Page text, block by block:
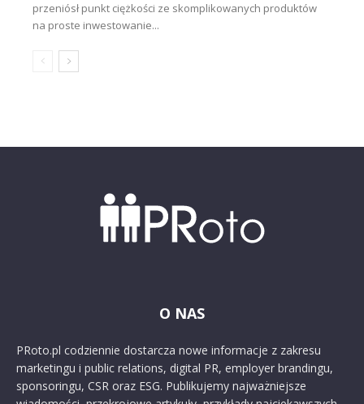
przeniósł punkt ciężkości ze skomplikowanych produktów
na proste inwestowanie...
O NAS
PRoto.pl codziennie dostarcza nowe informacje z zakresu
marketingu i public relations, digital PR, employer brandingu,
sponsoringu, CSR oraz ESG. Publikujemy najważniejsze